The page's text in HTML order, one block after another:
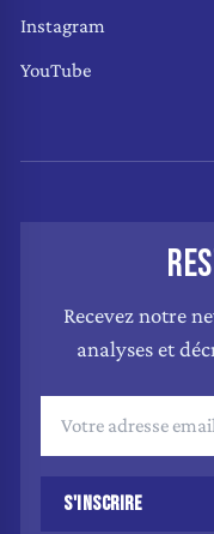
Instagram
YouTube
Recevez notre
analyses et
S'INSCRIRE